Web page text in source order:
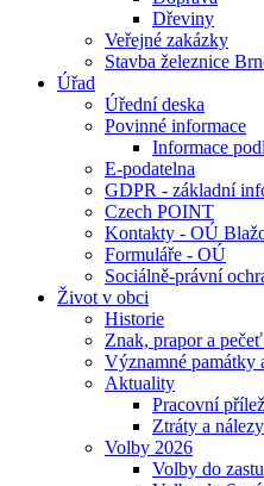
Dřeviny
Veřejné zakázky
Stavba železnice
Úřad
Úřední deska
Povinné informace
Informace
E-podatelna
GDPR - základní
Czech POINT
Kontakty - OÚ
Formuláře - OÚ
Sociálně-právní
Život v obci
Historie
Znak, prapor a
Významné památky
Aktuality
Pracovní
Ztráty a nálezy
Volby 2026
Volby do